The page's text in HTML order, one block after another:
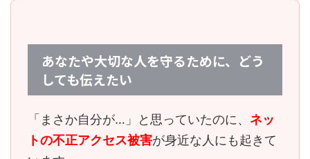
あなたや大切な人を守るために、どう
しても伝えたい
「まさか自分が…」と思っていたのに、 ネッ
トの不正アクセス被害が身近な人にも起きて